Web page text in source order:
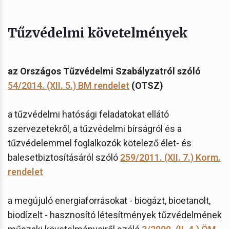
Tűzvédelmi követelmények
az Országos Tűzvédelmi Szabályzatról szóló
54/2014. (XII. 5.) BM rendelet (OTSZ)
a tűzvédelmi hatósági feladatokat ellátó
szervezetekről, a tűzvédelmi bírságról és a
tűzvédelemmel foglalkozók kötelező élet- és
balesetbiztosításáról szóló 259/2011. (XII. 7.) Korm.
rendelet
a megújuló energiaforrásokat - biogázt, bioetanolt,
biodízelt - hasznosító létesítmények tűzvédelmének